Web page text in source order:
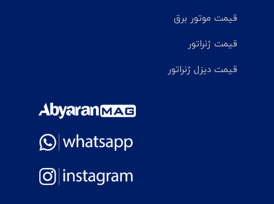
قیمت موتور برق
قیمت ژنراتور
قیمت دیزل ژنراتور